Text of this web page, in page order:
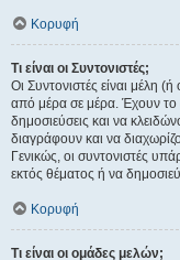
Κορυφή
Τι είναι οι Συντονιστές;
Οι Συντονιστές είναι μέλη
από μέρα σε μέρα. Έχουν το
δημοσιεύσεις και να
διαγράφουν και να
Γενικώς, οι συντονιστές
εκτός θέματος ή να
Κορυφή
Τι είναι οι ομάδες μελών;